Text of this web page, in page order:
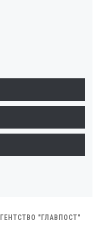
"ГЛАВПОСТ"